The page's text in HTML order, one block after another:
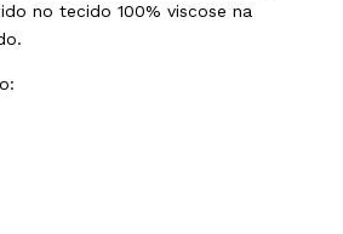
no tecido 100% viscose na